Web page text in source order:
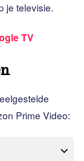
je televisie.
TV
Prime Video: